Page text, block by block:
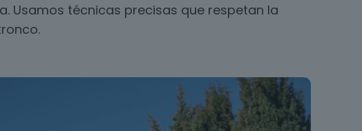
Usamos técnicas precisas que respetan la